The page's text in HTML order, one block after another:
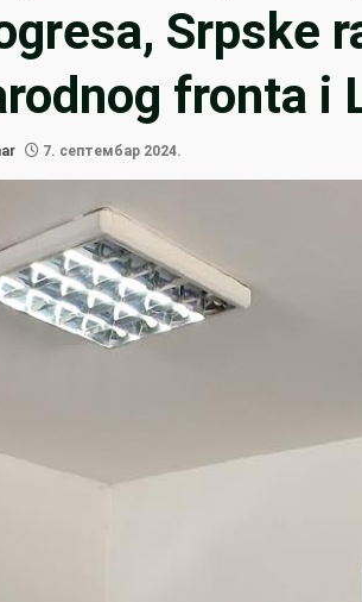
Srpske
fronta i
7. септембар 2024.